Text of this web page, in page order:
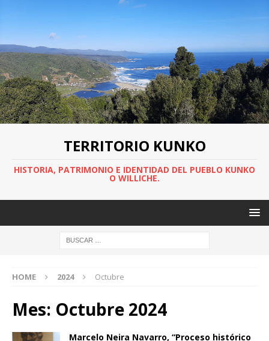
TERRITORIO KUNKO
HISTORIA, PATRIMONIO E IDENTIDAD DEL PUEBLO KUNKO
O WILLICHE.
HOME 2024 Octubre
Mes: Octubre 2024
Marcelo Neira Navarro, “Proceso histórico